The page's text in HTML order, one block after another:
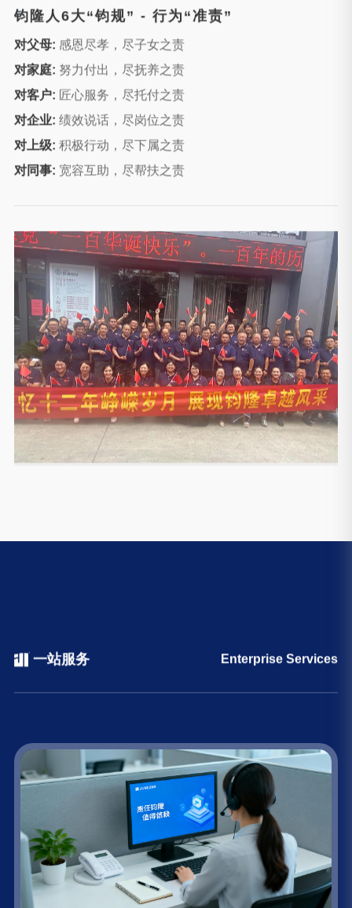
对家庭:
努力付出，尽抚养之责
对客户:
匠心服务，尽托付之责
对企业:
绩效说话，尽岗位之责
对上级:
积极行动，尽下属之责
对同事:
宽容互助，尽帮扶之责
建党100周年庆
一站服务 Enterprise Services